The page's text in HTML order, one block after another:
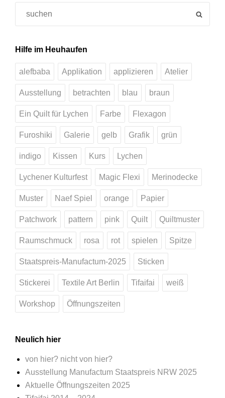
Hilfe im Heuhaufen
alefbaba Applikation applizieren Atelier
Ausstellung betrachten blau braun
Ein Quilt für Lychen Farbe Flexagon
Furoshiki Galerie gelb Grafik grün
indigo Kissen Kurs Lychen
Lychener Kulturfest Magic Flexi Merinodecke
Muster Naef Spiel orange Papier
Patchwork pattern pink Quilt Quiltmuster
Raumschmuck rosa rot spielen Spitze
Staatspreis-Manufactum-2025 Sticken
Stickerei Textile Art Berlin Tifaifai weiß
Workshop Öffnungszeiten
Neulich hier
von hier? nicht von hier?
Ausstellung Manufactum Staatspreis NRW 2025
Aktuelle Öffnungszeiten 2025